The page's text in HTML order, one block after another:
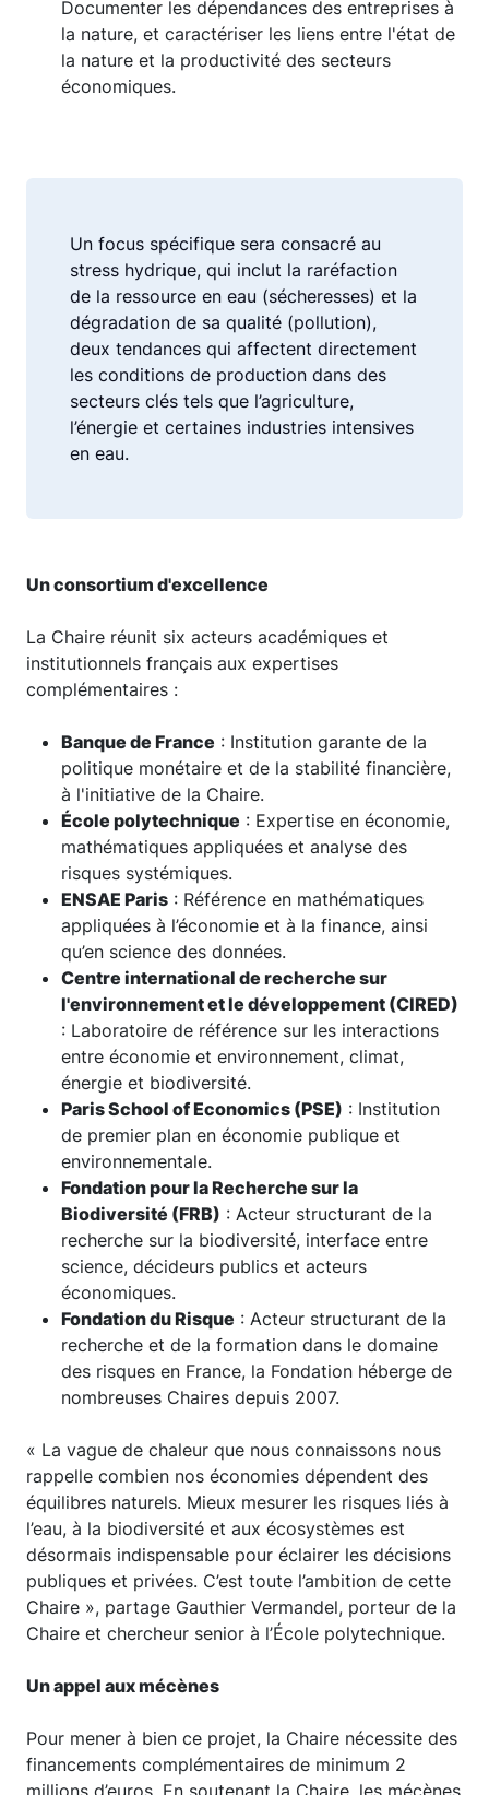
Documenter les dépendances des entreprises à
la nature, et caractériser les liens entre l'état de
la nature et la productivité des secteurs
économiques.
Un focus spécifique sera consacré au
stress hydrique, qui inclut la raréfaction
de la ressource en eau (sécheresses) et la
dégradation de sa qualité (pollution),
deux tendances qui affectent directement
les conditions de production dans des
secteurs clés tels que l’agriculture,
l’énergie et certaines industries intensives
en eau.
Un consortium d'excellence
La Chaire réunit six acteurs académiques et
institutionnels français aux expertises
complémentaires :
Banque de France : Institution garante de la
politique monétaire et de la stabilité financière,
à l'initiative de la Chaire.
École polytechnique : Expertise en économie,
mathématiques appliquées et analyse des
risques systémiques.
ENSAE Paris : Référence en mathématiques
appliquées à l’économie et à la finance, ainsi
qu’en science des données.
Centre international de recherche sur
l'environnement et le développement (CIRED)
: Laboratoire de référence sur les interactions
entre économie et environnement, climat,
énergie et biodiversité.
Paris School of Economics (PSE) : Institution
de premier plan en économie publique et
environnementale.
Fondation pour la Recherche sur la
Biodiversité (FRB) : Acteur structurant de la
recherche sur la biodiversité, interface entre
science, décideurs publics et acteurs
économiques.
Fondation du Risque : Acteur structurant de la
recherche et de la formation dans le domaine
des risques en France, la Fondation héberge de
nombreuses Chaires depuis 2007.
« La vague de chaleur que nous connaissons nous
rappelle combien nos économies dépendent des
équilibres naturels. Mieux mesurer les risques liés à
l’eau, à la biodiversité et aux écosystèmes est
désormais indispensable pour éclairer les décisions
publiques et privées. C’est toute l’ambition de cette
Chaire », partage Gauthier Vermandel, porteur de la
Chaire et chercheur senior à l’École polytechnique.
Un appel aux mécènes
Pour mener à bien ce projet, la Chaire nécessite des
financements complémentaires de minimum 2
millions d’euros. En soutenant la Chaire, les mécènes